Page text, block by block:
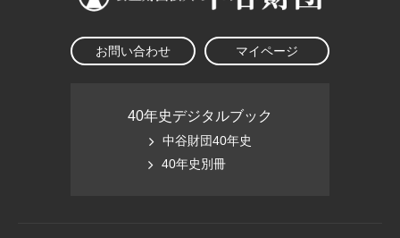
お問い合わせ マイページ
40年史デジタルブック
中谷財団40年史
40年史別冊